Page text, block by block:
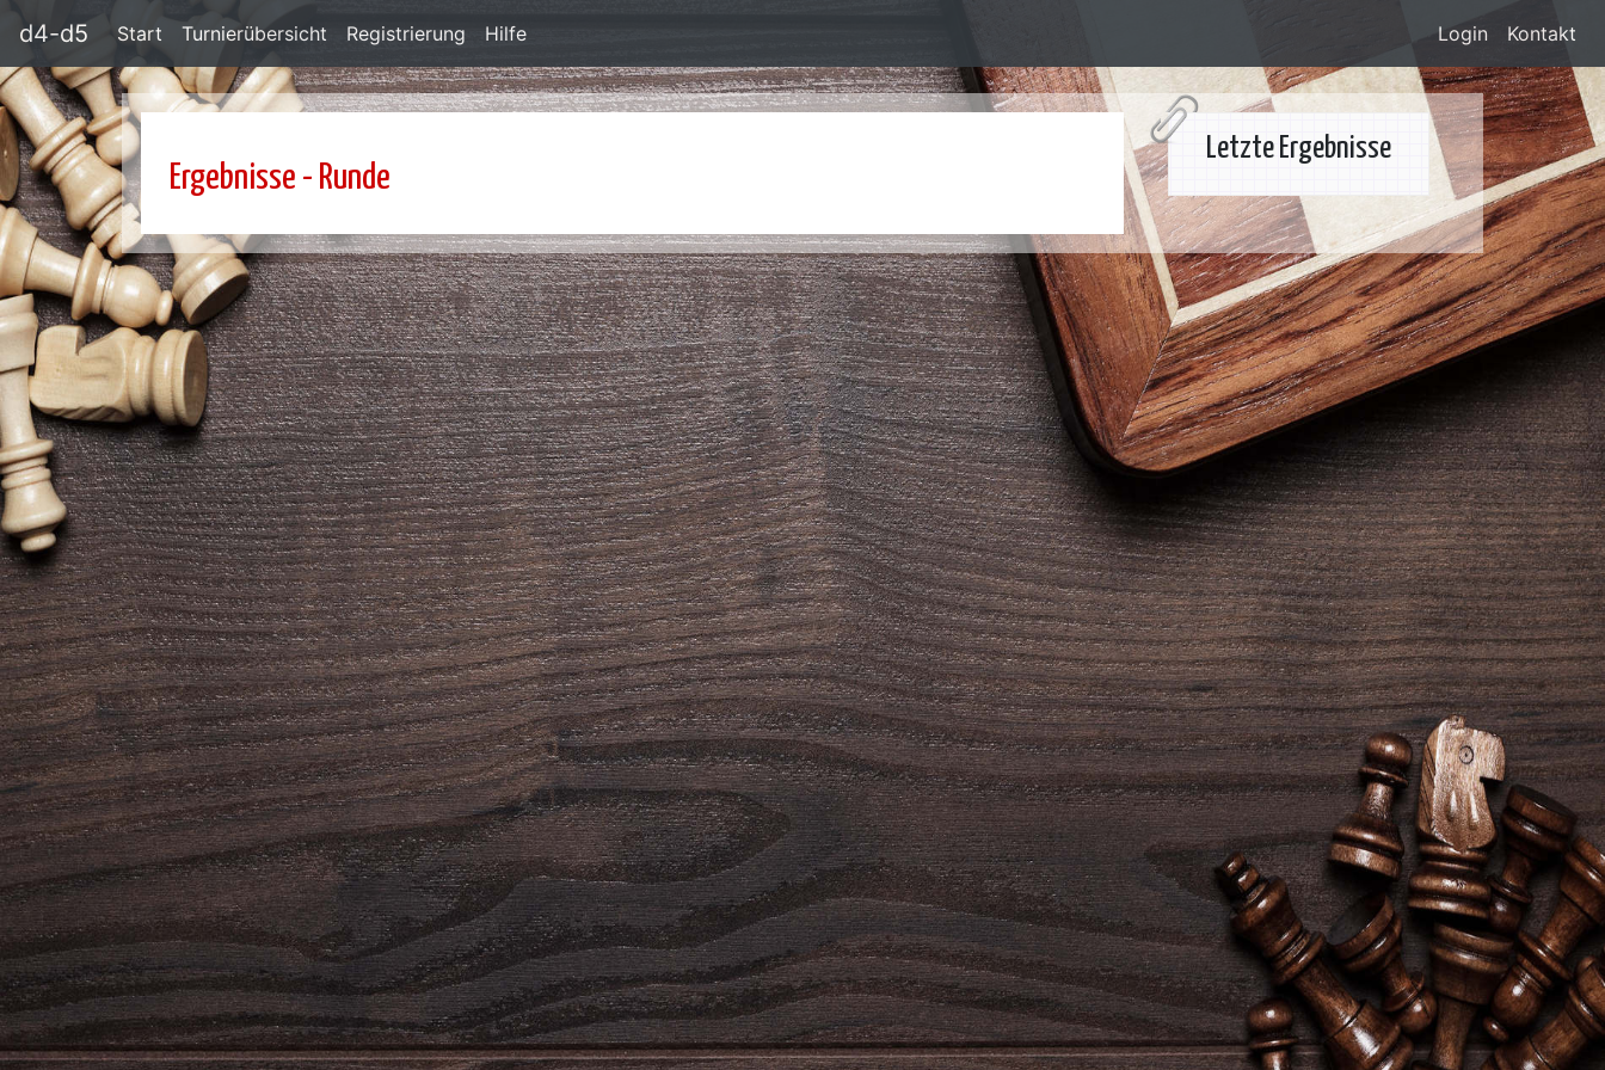
d4-d5 Start Turnierübersicht Registrierung Hilfe Login Kontakt
Ergebnisse - Runde
Letzte Ergebnisse